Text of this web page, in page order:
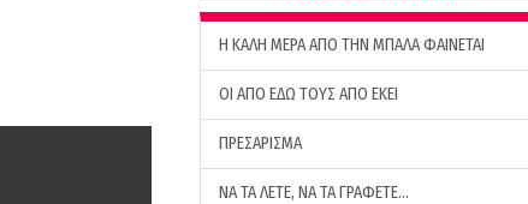
H ΚΑΛΗ ΜΕΡΑ ΑΠΟ ΤΗΝ ΜΠΑΛΑ ΦΑΙΝΕΤΑΙ
ΟΙ ΑΠΟ ΕΔΩ ΤΟΥΣ ΑΠΟ ΕΚΕΙ
ΠΡΕΣΑΡΙΣΜΑ
ΝΑ ΤΑ ΛΕΤΕ, ΝΑ ΤΑ ΓΡΑΦΕΤΕ…